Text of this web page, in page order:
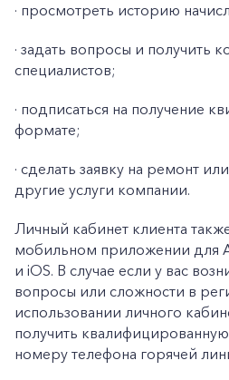
· просмотреть историю
· задать вопросы и получить
специалистов;
· подписаться на получение
формате;
· сделать заявку на ремонт
другие услуги компании.
Личный кабинет клиента
мобильном приложении для
и iOS. В случае если у вас
вопросы или сложности в
использовании личного
получить
номеру телефона горячей